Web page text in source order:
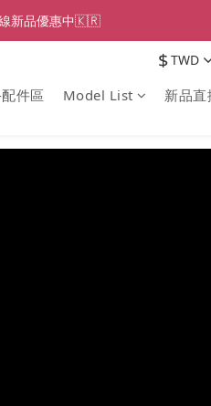
新品優惠中🇰🇷
$TWD
件區 Model List 新品